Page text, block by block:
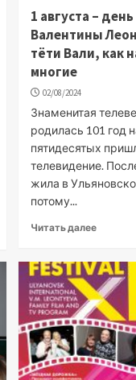
1 августа –
Валентины
тёти Вали, как
многие
02/08/2024
Знаменитая
родилась 101 год
пятидесятых
телевидение.
жила в
потому...
Читать далее